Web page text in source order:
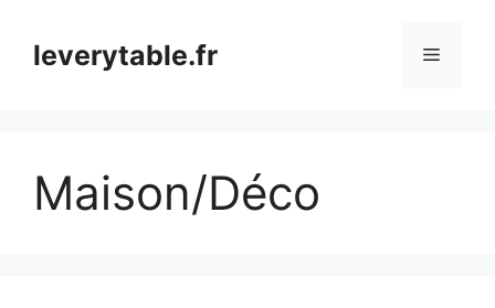
contenuleverytable.fr Menu
Maison/Déco